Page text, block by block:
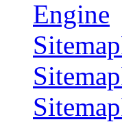
Engine